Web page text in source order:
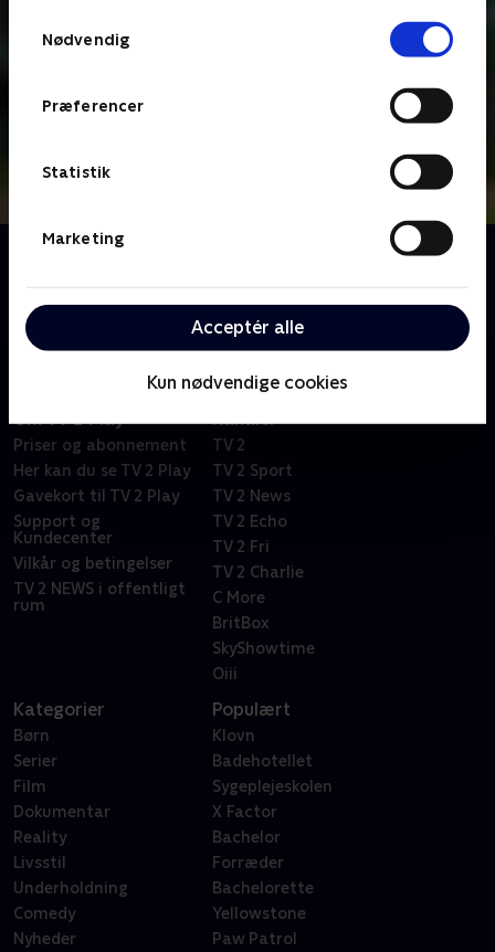
Nødvendig
Præferencer
Statistik
Marketing
Acceptér alle
Kun nødvendige cookies
Om Robin Hood: Spilopper i Sherwood-skoven
masse vilde eventyr i Sherwood-skoven.
Om TV 2 Play
Priser og abonnement
Her kan du se TV 2 Play
Gavekort til TV 2 Play
Support og
Kundecenter
Vilkår og betingelser
TV 2 NEWS i offentligt
rum
Kanaler
TV 2
TV 2 Sport
TV 2 News
TV 2 Echo
TV 2 Fri
TV 2 Charlie
C More
BritBox
SkyShowtime
Oiii
Kategorier
Børn
Serier
Film
Dokumentar
Reality
Livsstil
Underholdning
Comedy
Nyheder
Populært
Klovn
Badehotellet
Sygeplejeskolen
X Factor
Bachelor
Forræder
Bachelorette
Yellowstone
Paw Patrol